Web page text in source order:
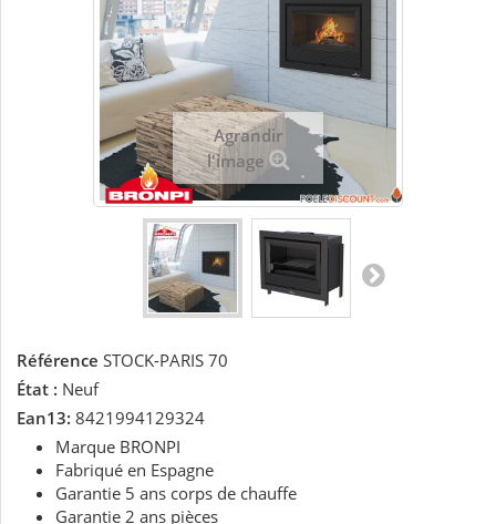
Agrandir
l'image
Référence STOCK-PARIS 70
État : Neuf
Ean13: 8421994129324
Marque BRONPI
Fabriqué en Espagne
Garantie 5 ans corps de chauffe
Garantie 2 ans pièces